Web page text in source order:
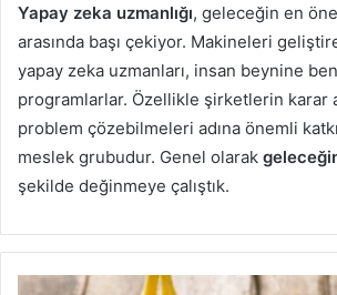
Yapay zeka uzmanlığı, geleceğin en
arasında başı çekiyor. Makineleri
yapay zeka uzmanları, insan beynine
programlarlar. Özellikle şirketlerin karar
problem çözebilmeleri adına önemli
meslek grubudur. Genel olarak
şekilde değinmeye çalıştık.